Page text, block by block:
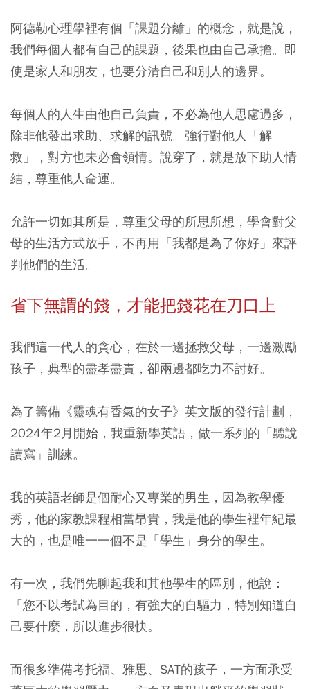
阿德勒心理學裡有個「課題分離」的概念，就是說，
我們每個人都有自己的課題，後果也由自己承擔。即
使是家人和朋友，也要分清自己和別人的邊界。
每個人的人生由他自己負責，不必為他人思慮過多，
除非他發出求助、求解的訊號。強行對他人「解
救」，對方也未必會領情。說穿了，就是放下助人情
結，尊重他人命運。
允許一切如其所是，尊重父母的所思所想，學會對父
母的生活方式放手，不再用「我都是為了你好」來評
判他們的生活。
省下無謂的錢，才能把錢花在刀口上
我們這一代人的貪心，在於一邊拯救父母，一邊激勵
孩子，典型的盡孝盡責，卻兩邊都吃力不討好。
為了籌備《靈魂有香氣的女子》英文版的發行計劃，
2024年2月開始，我重新學英語，做一系列的「聽說
讀寫」訓練。
我的英語老師是個耐心又專業的男生，因為教學優
秀，他的家教課程相當昂貴，我是他的學生裡年紀最
大的，也是唯一一個不是「學生」身分的學生。
有一次，我們先聊起我和其他學生的區別，他說：
「您不以考試為目的，有強大的自驅力，特別知道自
己要什麼，所以進步很快。
而很多準備考托福、雅思、SAT的孩子，一方面承受